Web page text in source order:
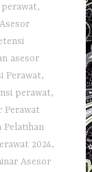
,
Asesor
asesor
Perawat,
perawat,
Perawat
Pelatihan
2024,
Asesor